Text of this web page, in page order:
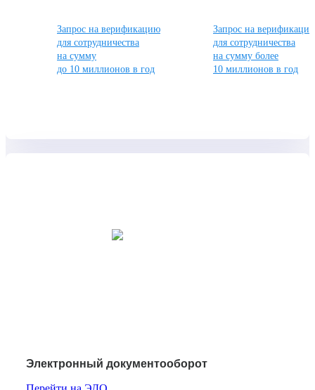
Запрос на верификацию
для сотрудничества
на сумму
до 10 миллионов в год
Запрос на
для сотрудничества
на сумму более
10 миллионов в год
Электронный документооборот